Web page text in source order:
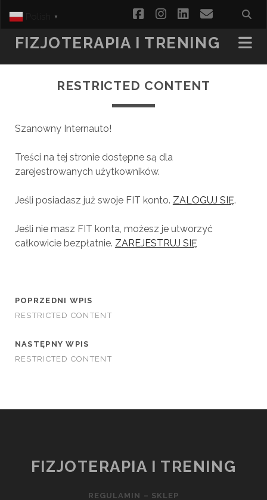
facebookinstagram
linkedinemail
FIZJOTERAPIA I TRENING
RESTRICTED CONTENT
Szanowny Internauto!
Treści na tej stronie dostępne są dla
zarejestrowanych użytkowników.
Jeśli posiadasz już swoje FIT konto. ZALOGUJ SIĘ.
Jeśli nie masz FIT konta, możesz je utworzyć
całkowicie bezpłatnie. ZAREJESTRUJ SIĘ
POPRZEDNI WPIS
RESTRICTED CONTENT
NASTĘPNY WPIS
RESTRICTED CONTENT
FIZJOTERAPIA I TRENING
REGULAMIN – SKLEP
▼